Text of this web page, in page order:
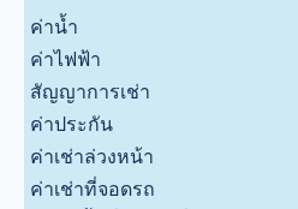
ค่าน้ำ
ค่าไฟฟ้า
สัญญาการเช่า
ค่าประกัน
ค่าเช่าล่วงหน้า
ค่าเช่าที่จอดรถ